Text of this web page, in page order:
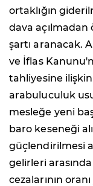
ortaklığın
dava açılmadan
şartı aranacak.
ve İflas
tahliyesine
arabuluculuk
mesleğe yeni
baro keseneği
güçlendirilmesi
gelirleri
cezalarının